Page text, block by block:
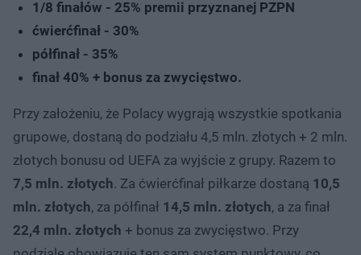
1/8 finałów - 25% premii przyznanej PZPN
ćwierćfinał - 30%
półfinał - 35%
finał 40% + bonus za zwycięstwo.
Przy założeniu, że Polacy wygrają wszystkie spotkania
grupowe, dostaną do podziału 4,5 mln. złotych + 2 mln.
złotych bonusu od UEFA za wyjście z grupy. Razem to
7,5 mln. złotych. Za ćwierćfinał piłkarze dostaną 10,5
mln. złotych, za półfinał 14,5 mln. złotych, a za finał
22,4 mln. złotych + bonus za zwycięstwo. Przy